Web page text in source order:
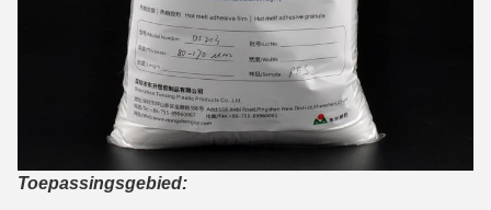
Toepassingsgebied: